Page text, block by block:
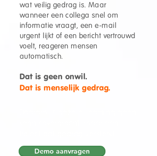
wat veilig gedrag is. Maar
wanneer een collega snel om
informatie vraagt, een e-mail
urgent lijkt of een bericht vertrouwd
voelt, reageren mensen
automatisch.
Dat is geen onwil.
Dat is menselijk gedrag.
Demo aanvragen